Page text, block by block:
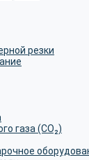
резки
газа (CO₂)